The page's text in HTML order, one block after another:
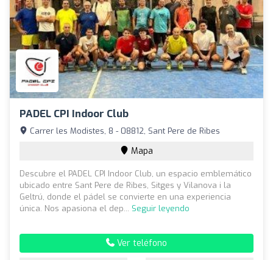
PADEL CPI Indoor Club
Carrer les Modistes, 8 - 08812, Sant Pere de Ribes
Mapa
Descubre el PADEL CPI Indoor Club, un espacio emblemático
ubicado entre Sant Pere de Ribes, Sitges y Vilanova i la
Geltrú, donde el pádel se convierte en una experiencia
única. Nos apasiona el dep... Seguir leyendo
Ver teléfono